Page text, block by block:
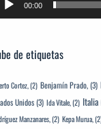
00:00
de etiquetas
Cortez,(2) Benjamín Prado,(3)
Unidos(3) Ida Vitale,(2) Italia
Manzanares,(2) Kepa Murua,